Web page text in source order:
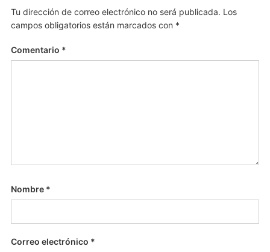
Tu dirección de correo electrónico no será publicada. Los
campos obligatorios están marcados con *
Comentario *
Nombre *
Correo electrónico *